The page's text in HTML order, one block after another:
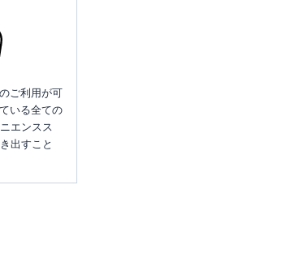
ご利用が可
いる全ての
エンスス
出すこと